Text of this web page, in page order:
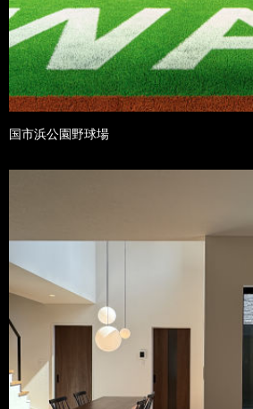
国市浜公園野球場